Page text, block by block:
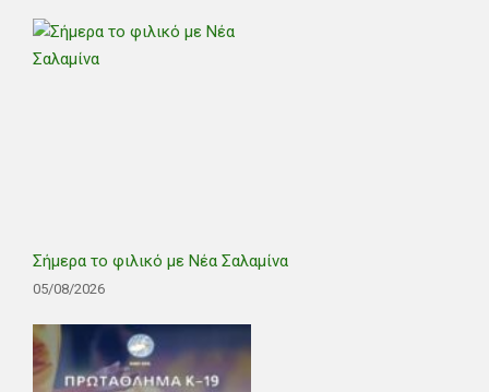
Σήμερα το φιλικό με Νέα Σαλαμίνα
05/08/2026